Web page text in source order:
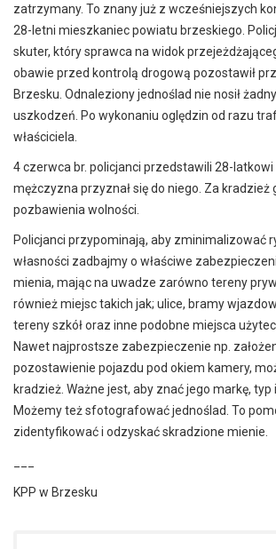
zatrzymany. To znany już z wcześniejszych
28-letni mieszkaniec powiatu brzeskiego.
skuter, który sprawca na widok
obawie przed kontrolą drogową pozostawił
Brzesku. Odnaleziony jednoślad nie nosił
uszkodzeń. Po wykonaniu oględzin od razu
właściciela.
4 czerwca br. policjanci przedstawili 28-
mężczyzna przyznał się do niego. Za kradzież
pozbawienia wolności.
Policjanci przypominają, aby zminimalizować
własności zadbajmy o właściwe
mienia, mając na uwadze zarówno tereny
również miejsc takich jak; ulice, bramy
tereny szkół oraz inne podobne miejsca
Nawet najprostsze zabezpieczenie np.
pozostawienie pojazdu pod okiem kamery,
kradzież. Ważne jest, aby znać jego markę,
Możemy też sfotografować jednoślad. To
zidentyfikować i odzyskać skradzione mienie.
KPP w Brzesku